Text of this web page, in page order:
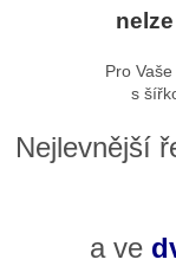
Pro
s
Nejlevnější
a ve